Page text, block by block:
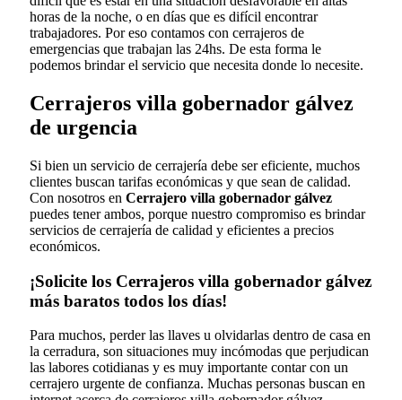
horas de la noche, o en días que es difícil encontrar
trabajadores. Por eso contamos con cerrajeros de
emergencias que trabajan las 24hs. De esta forma le
podemos brindar el servicio que necesita donde lo necesite.
Cerrajeros villa gobernador gálvez
de urgencia
Si bien un servicio de cerrajería debe ser eficiente, muchos
clientes buscan tarifas económicas y que sean de calidad.
Con nosotros en Cerrajero villa gobernador gálvez
puedes tener ambos, porque nuestro compromiso es brindar
servicios de cerrajería de calidad y eficientes a precios
económicos.
¡Solicite los Cerrajeros villa gobernador gálvez
más baratos todos los días!
Para muchos, perder las llaves u olvidarlas dentro de casa en
la cerradura, son situaciones muy incómodas que perjudican
las labores cotidianas y es muy importante contar con un
cerrajero urgente de confianza. Muchas personas buscan en